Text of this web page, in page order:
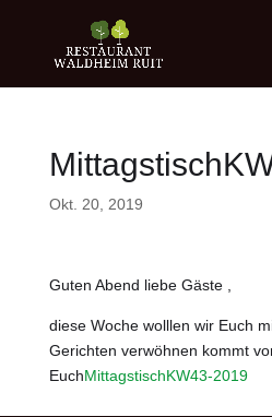
Okt. 20, 2019
Guten Abend liebe Gäste ,
diese Woche wolllen wir Euch
Gerichten verwöhnen kommt
EuchMittagstischKW43-2019